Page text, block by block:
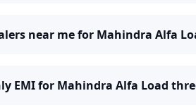
near me for Mahindra Alfa
EMI for Mahindra Alfa Load